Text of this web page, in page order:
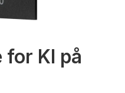
for KI på